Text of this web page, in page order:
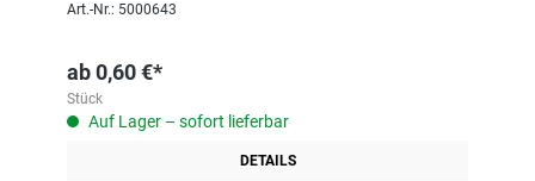
Art.-Nr.: 5000643
ab0,60 €*
Stück
Auf Lager – sofort lieferbar
DETAILS